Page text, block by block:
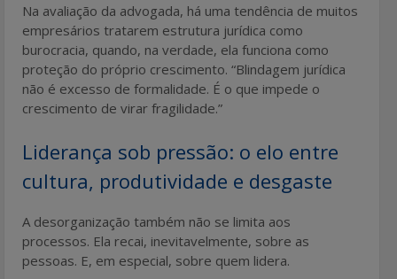
Na avaliação da advogada, há uma tendência de muitos
empresários tratarem estrutura jurídica como
burocracia, quando, na verdade, ela funciona como
proteção do próprio crescimento. “Blindagem jurídica
não é excesso de formalidade. É o que impede o
crescimento de virar fragilidade.”
Liderança sob pressão: o elo entre
cultura, produtividade e desgaste
A desorganização também não se limita aos
processos. Ela recai, inevitavelmente, sobre as
pessoas. E, em especial, sobre quem lidera.